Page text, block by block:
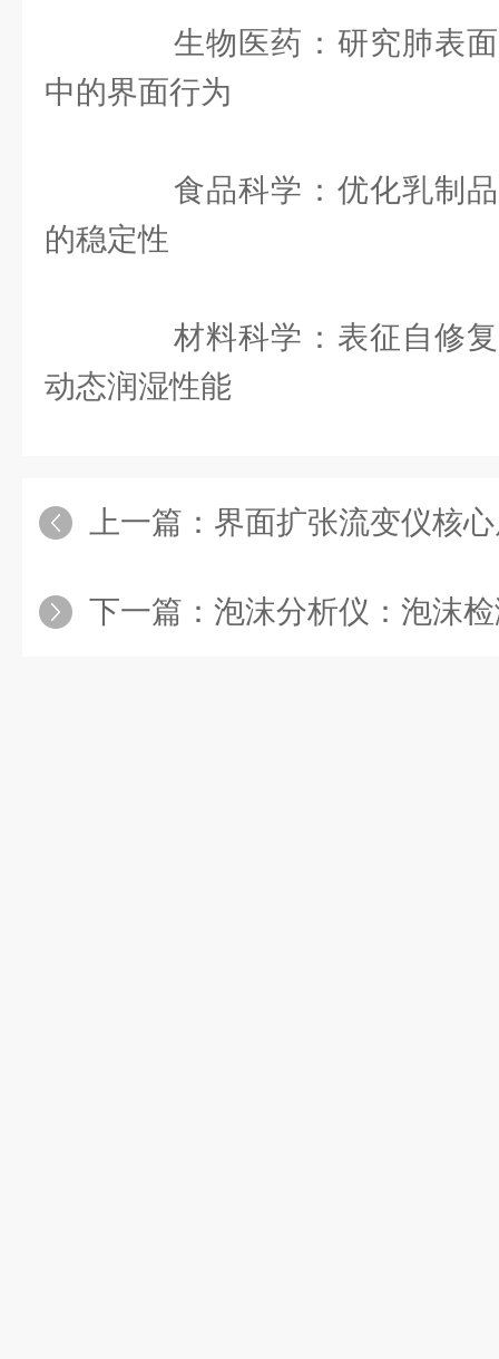
生物医药‌：研究肺表面
中的界面行为
食品科学‌：优化乳制品
的稳定性
材料科学‌：表征自修复
动态润湿性能
上一篇： 界面扩张流变仪核
下一篇： 泡沫分析仪：泡沫检测领